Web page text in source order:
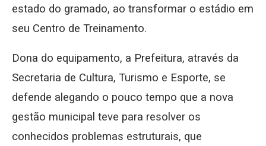
estado do gramado, ao transformar o estádio em
seu Centro de Treinamento.
Dona do equipamento, a Prefeitura, através da
Secretaria de Cultura, Turismo e Esporte, se
defende alegando o pouco tempo que a nova
gestão municipal teve para resolver os
conhecidos problemas estruturais, que